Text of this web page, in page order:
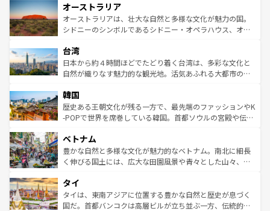
部のニューオーリンズでは、音楽と美食が融合した独特の
文化が魅力。旅行者はアメリカの各地域で異なる魅力を楽
しみながら、その多様性と豊かな歴史を感じることができ
ならではの贅沢な旅のスタイルだ。 なお、新着のアメリカ
情報はコンテンツ一覧を参照してほしい。
ワイ島は見逃せない。また、定番の観光地といえばオアフ
島だが、静かな自然を求めるならマウイ島やカウアイ島が
おすすめ。エメラルドグリーンに輝く海をはじめ、豊かな
れるおもてなしの心で訪れる人々を迎えてくれるハワイの
人々、おいしいローカルフードやハワイアンミュージッ
ク、伝統的なフラダンスなど、すべてがハワイの魅力を彩
ワイを、存分に味わってほしい。 なお、新着のハワイ情報
はコンテンツ一覧を参照してほしい。
オーストラリア
オーストラリアは、壮大な自然と多様な文化が魅力の国。
シドニーのシンボルであるシドニー・オペラハウス、オー
リアリーフや大陸中央部にそびえるウルル（エアーズロッ
ク）、タスマニアの美しい原生林やケアンズの熱帯雨林な
ど、見どころがたくさん。また、カフェやワイン、オージ
いる。アクティビティも充実しており、サーフィンやダイ
ビング、ハイキングなど、アウトドア好きにはたまらな
い。オーストラリアの多彩な魅力を存分に味わいつくそ
参照してほしい。
台湾
日本から約４時間ほどでたどり着く台湾は、多彩な文化と
自然が織りなす魅力的な観光地。活気あふれる大都市の台
ン）、静ひつな山岳地帯である台湾東部など、都市の喧騒
と山間の静けさが共存しており、訪れる人に新しい発見と
驚きをもたらしてくれる。また、奥深い台湾の食文化も魅
容にもいいと評判のスイーツなど、バラエティ豊かな料理
が味わえる。 なお、新着の台湾情報は コンテンツ一覧を参
照してほしい。
韓国
歴史ある王朝文化が残る一方で、最先端のファッションやK
-POPで世界を席巻している韓国。首都ソウルの宮殿や伝統
き、地方に足を延ばせば四季折々の自然美を楽しむことが
できる。そして、キムチや焼肉、絶品のストリートフード
まで、さまざまな韓国料理が待っている。夜には、韓国な
リティに包まれながら、韓国の多彩な魅力を心ゆくまで味
わってみてほしい。 なお、新着の韓国情報はコンテンツ一
覧を参照してほしい。
ベトナム
豊かな自然と多様な文化が魅力的なベトナム。南北に細長
く伸びる国土には、広大な田園風景や青々とした山々、世
急速な発展と共に伝統が息づく。ハノイの古い町並みやホ
ーチミン市のフランス統治時代の建物も、独特の雰囲気を
醸し出している。また、バラエティの豊かさとおいしさで
タイ
タイは、東南アジアに位置する豊かな自然と歴史が息づく
国だ。首都バンコクは高層ビルが立ち並ぶ一方、伝統的な